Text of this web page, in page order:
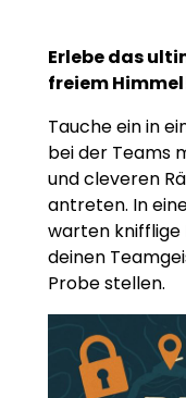
Erlebe das
freiem
Tauche ein in
bei der Teams
und cleveren
antreten. In
warten knifflige
deinen
Probe stellen.